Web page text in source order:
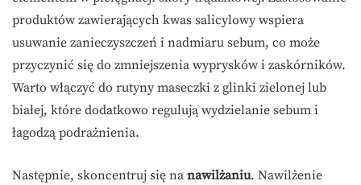
produktów zawierających kwas salicylowy wspiera
usuwanie zanieczyszczeń i nadmiaru sebum, co może
przyczynić się do zmniejszenia wyprysków i zaskórników.
Warto włączyć do rutyny maseczki z glinki zielonej lub
białej, które dodatkowo regulują wydzielanie sebum i
łagodzą podrażnienia.
Następnie, skoncentruj się na nawilżaniu. Nawilżenie